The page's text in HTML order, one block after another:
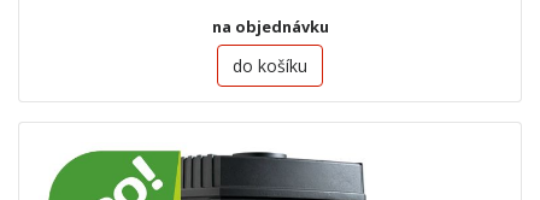
na objednávku
do košíku